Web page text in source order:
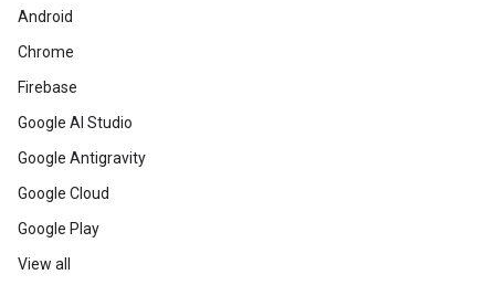
Android
Chrome
Firebase
Google AI Studio
Google Antigravity
Google Cloud
Google Play
View all